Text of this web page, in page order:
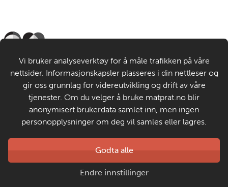
Om MatStart
Kontakt oss
Personvern og informasjonskapsler
Laget av
Matprat
Vi bruker analyseverktøy for å måle trafikken på våre
nettsider. Informasjonskapsler plasseres i din nettleser og
gir oss grunnlag for videreutvikling og drift av våre
tjenester. Om du velger å bruke matprat.no blir
anonymisert brukerdata samlet inn, men ingen
personopplysninger om deg vil samles eller lagres.
Godta alle
Endre innstillinger